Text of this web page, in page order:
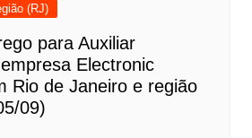
(RJ)
para Auxiliar
Electronic
Rio de Janeiro e região
09)